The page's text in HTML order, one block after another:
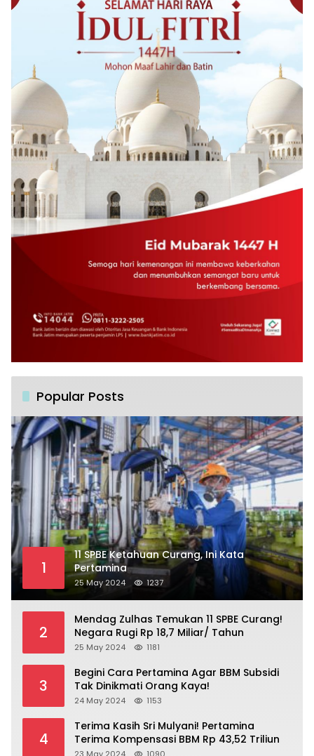
Popular Posts
1
11 SPBE Ketahuan Curang, Ini Kata
Pertamina
25 May 2024 1237
2
Mendag Zulhas Temukan 11 SPBE Curang!
Negara Rugi Rp 18,7 Miliar/ Tahun
25 May 2024 1181
3
Begini Cara Pertamina Agar BBM Subsidi
Tak Dinikmati Orang Kaya!
24 May 2024 1153
4
Terima Kasih Sri Mulyani! Pertamina
Terima Kompensasi BBM Rp 43,52 Triliun
23 May 2024 1090